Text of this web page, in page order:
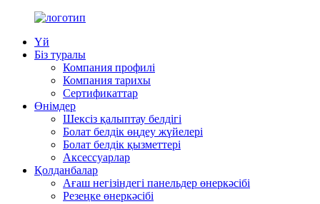
Үй
Біз туралы
Компания профилі
Компания тарихы
Сертификаттар
Өнімдер
Шексіз қалыптау белдігі
Болат белдік өңдеу жүйелері
Болат белдік қызметтері
Аксессуарлар
Қолданбалар
Ағаш негізіндегі панельдер өнеркәсібі
Резеңке өнеркәсібі